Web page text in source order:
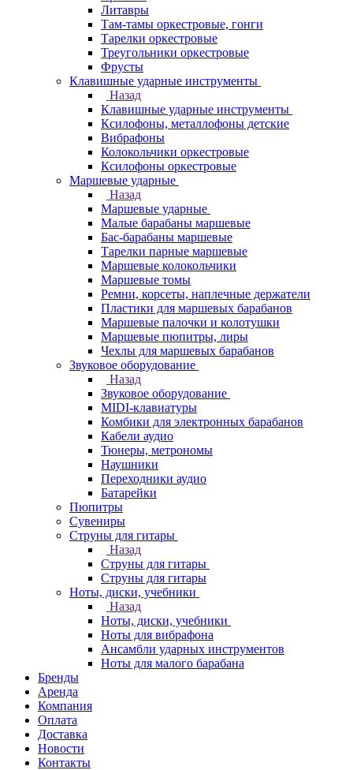
Литавры
Там-тамы оркестровые, гонги
Тарелки оркестровые
Треугольники оркестровые
Фрусты
Клавишные ударные инструменты
Назад
Клавишные ударные инструменты
Ксилофоны, металлофоны детские
Вибрафоны
Колокольчики оркестровые
Ксилофоны оркестровые
Маршевые ударные
Назад
Маршевые ударные
Малые барабаны маршевые
Бас-барабаны маршевые
Тарелки парные маршевые
Маршевые колокольчики
Маршевые томы
Ремни, корсеты, наплечные держатели
Пластики для маршевых барабанов
Маршевые палочки и колотушки
Маршевые пюпитры, лиры
Чехлы для маршевых барабанов
Звуковое оборудование
Назад
Звуковое оборудование
MIDI-клавиатуры
Комбики для электронных барабанов
Кабели аудио
Тюнеры, метрономы
Наушники
Переходники аудио
Батарейки
Пюпитры
Сувениры
Струны для гитары
Назад
Струны для гитары
Струны для гитары
Ноты, диски, учебники
Назад
Ноты, диски, учебники
Ноты для вибрафона
Ансамбли ударных инструментов
Ноты для малого барабана
Бренды
Аренда
Компания
Оплата
Доставка
Новости
Контакты